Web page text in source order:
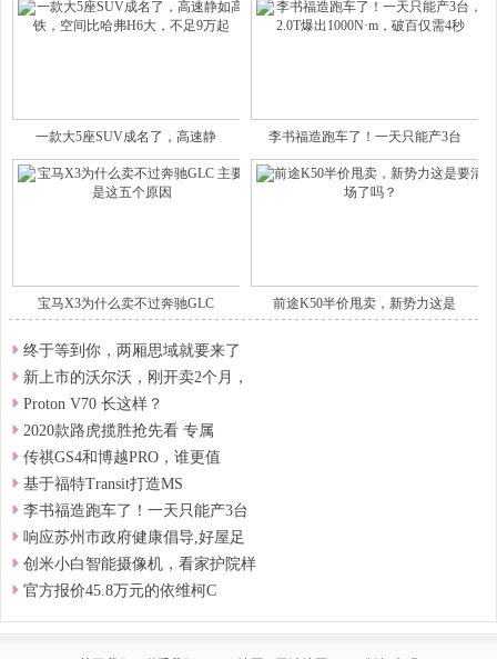
一款大5座SUV成名了，高速静 李书福造跑车了！一天只能产3台
宝马X3为什么卖不过奔驰GLC 前途K50半价甩卖，新势力这是
终于等到你，两厢思域就要来了
新上市的沃尔沃，刚开卖2个月，
Proton V70 长这样？
2020款路虎揽胜抢先看 专属
传祺GS4和博越PRO，谁更值
基于福特Transit打造MS
李书福造跑车了！一天只能产3台
响应苏州市政府健康倡导,好屋足
创米小白智能摄像机，看家护院样
官方报价45.8万元的依维柯C